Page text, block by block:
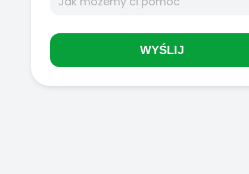
WYŚLIJ